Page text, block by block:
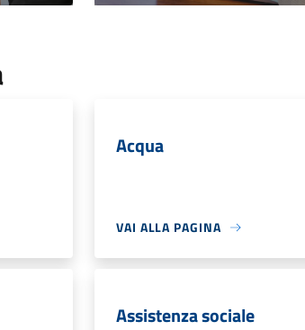
Acqua
VAI ALLA PAGINA
Assistenza sociale